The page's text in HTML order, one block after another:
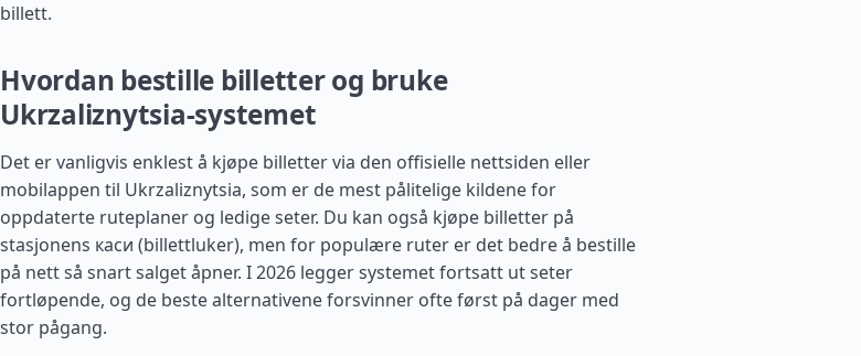
billett.
Hvordan bestille billetter og bruke
Ukrzaliznytsia-systemet
Det er vanligvis enklest å kjøpe billetter via den offisielle nettsiden eller
mobilappen til Ukrzaliznytsia, som er de mest pålitelige kildene for
oppdaterte ruteplaner og ledige seter. Du kan også kjøpe billetter på
stasjonens каси (billettluker), men for populære ruter er det bedre å bestille
på nett så snart salget åpner. I 2026 legger systemet fortsatt ut seter
fortløpende, og de beste alternativene forsvinner ofte først på dager med
stor pågang.